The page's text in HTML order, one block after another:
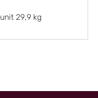
unit 29,9 kg